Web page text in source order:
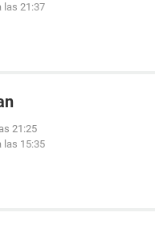
las 21:37
21:25
las 15:35